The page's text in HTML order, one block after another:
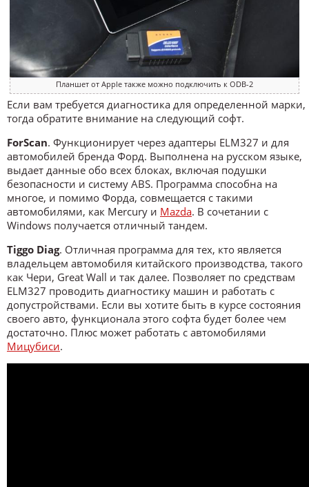
Планшет от Apple также можно подключить к ODB-2
Если вам требуется диагностика для определенной марки,
тогда обратите внимание на следующий софт.
ForScan. Функционирует через адаптеры ELM327 и для
автомобилей бренда Форд. Выполнена на русском языке,
выдает данные обо всех блоках, включая подушки
безопасности и систему ABS. Программа способна на
многое, и помимо Форда, совмещается с такими
автомобилями, как Mercury и Mazda. В сочетании с
Windows получается отличный тандем.
Tiggo Diag. Отличная программа для тех, кто является
владельцем автомобиля китайского производства, такого
как Чери, Great Wall и так далее. Позволяет по средствам
ELM327 проводить диагностику машин и работать с
допустройствами. Если вы хотите быть в курсе состояния
своего авто, функционала этого софта будет более чем
достаточно. Плюс может работать с автомобилями
Мицубиси.